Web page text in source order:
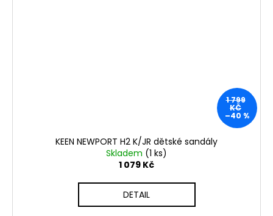
1 799
KČ
–40 %
KEEN NEWPORT H2 K/JR dětské sandály
Skladem (1 ks)
1 079 Kč
DETAIL